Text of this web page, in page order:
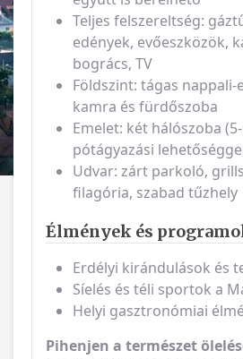
Teljes felszereltség:
edények, evőeszközök,
bogrács, TV
Földszint: tágas nappali-
kamra és fürdőszoba
Emelet: két hálószoba
pótágyazási
Udvar: zárt parkoló,
filagória, szabad tűzhely
Élmények és
Erdélyi kirándulások és
Síelés és téli sportok a
Helyi gasztronómiai
Pihenjen a természet